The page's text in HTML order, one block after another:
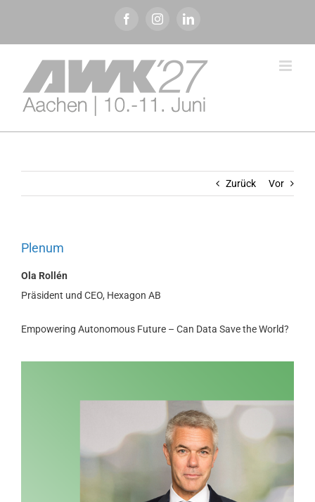
FacebookInstagramLinkedIn
Zurück Vor
Plenum
Ola Rollén
Präsident und CEO, Hexagon AB
Empowering Autonomous Future – Can Data Save the World?